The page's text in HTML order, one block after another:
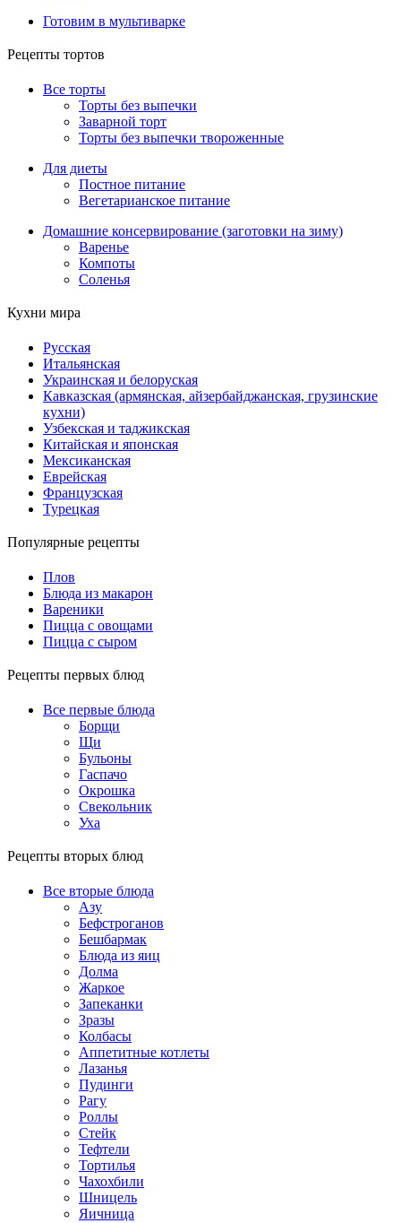
Готовим в мультиварке
Рецепты тортов
Все торты
Торты без выпечки
Заварной торт
Торты без выпечки твороженные
Для диеты
Постное питание
Вегетарианское питание
Домашние консервирование (заготовки на зиму)
Варенье
Компоты
Соленья
Кухни мира
Русская
Итальянская
Украинская и белоруская
Кавказская (армянская, айзербайджанская, грузинские
кухни)
Узбекская и таджикская
Китайская и японская
Мексиканская
Еврейская
Французская
Турецкая
Популярные рецепты
Плов
Блюда из макарон
Вареники
Пицца с овощами
Пицца с сыром
Рецепты первых блюд
Все первые блюда
Борщи
Щи
Бульоны
Гаспачо
Окрошка
Свекольник
Уха
Рецепты вторых блюд
Все вторые блюда
Азу
Бефстроганов
Бешбармак
Блюда из яиц
Долма
Жаркое
Запеканки
Зразы
Колбасы
Аппетитные котлеты
Лазанья
Пудинги
Рагу
Роллы
Стейк
Тефтели
Тортилья
Чахохбили
Шницель
Яичница